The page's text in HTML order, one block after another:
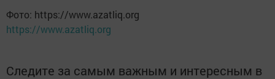
Фото: https://www.azatliq.org
https://www.azatliq.org
Следите за самым важным и интересным в